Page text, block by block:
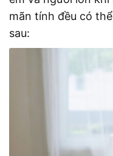
mãn tính đều có
sau: